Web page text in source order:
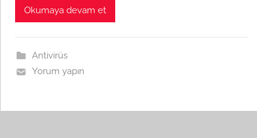
Okumaya devam et
Antivirüs
Yorum yapın